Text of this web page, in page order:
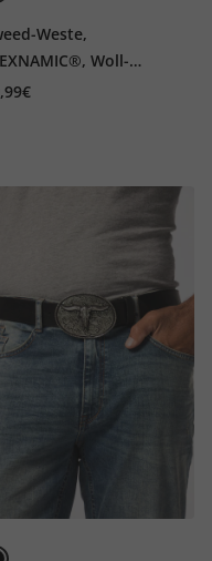
Weste,
Woll-
Strickrücken, bis